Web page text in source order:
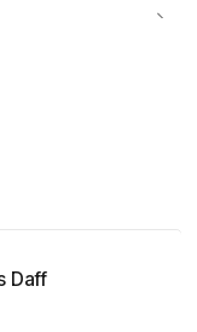
Daff